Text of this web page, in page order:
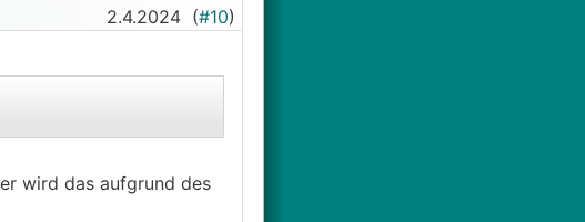
2.4.2024 (#10)
wird das aufgrund des